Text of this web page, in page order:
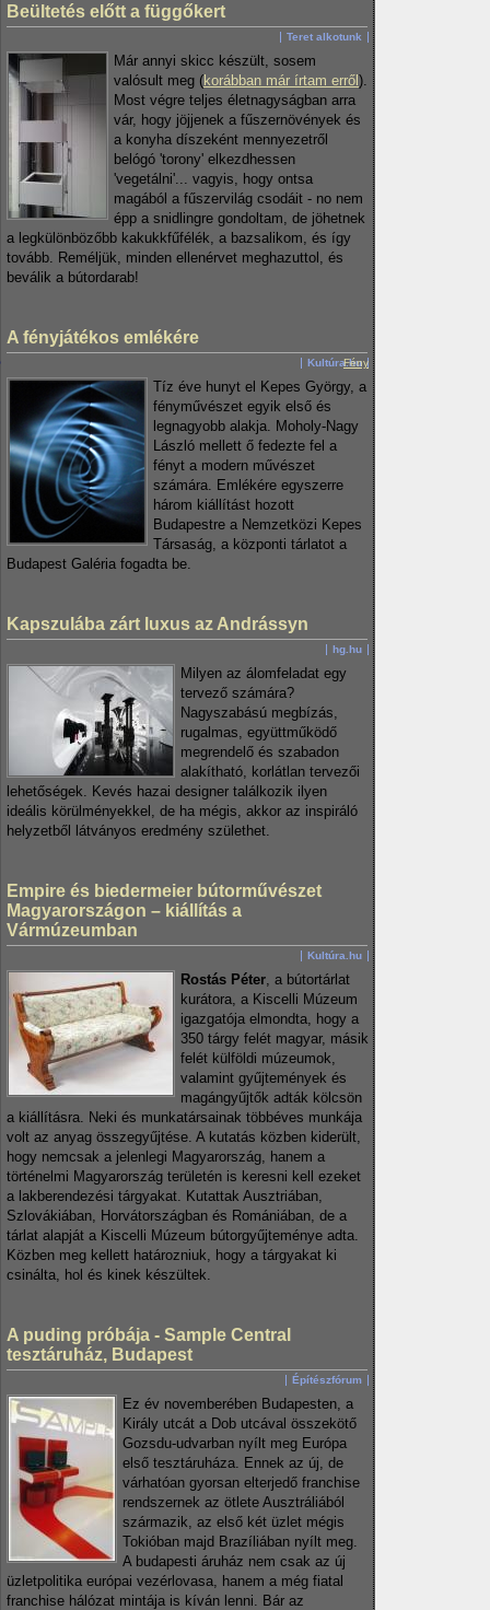
Beültetés előtt a függőkert
Teret alkotunk
Már annyi skicc készült, sosem
valósult meg (korábban már írtam erről ).
Most végre teljes életnagyságban arra
vár, hogy jöjjenek a fűszernövények és
a konyha díszeként mennyezetről
belógó 'torony' elkezdhessen
'vegetálni'... vagyis, hogy ontsa
magából a fűszervilág csodáit - no nem
épp a snidlingre gondoltam, de jöhetnek
a legkülönbözőbb kakukkfűfélék, a bazsalikom, és így
tovább. Reméljük, minden ellenérvet meghazuttol, és
beválik a bútordarab!
A fényjátékos emlékére
Fény
Kultúra.hu
Tíz éve hunyt el Kepes György, a
fényművészet egyik első és
legnagyobb alakja. Moholy-Nagy
László mellett ő fedezte fel a
fényt a modern művészet
számára. Emlékére egyszerre
három kiállítást hozott
Budapestre a Nemzetközi Kepes
Társaság, a központi tárlatot a
Budapest Galéria fogadta be.
Kapszulába zárt luxus az Andrássyn
hg.hu
Milyen az álomfeladat egy
tervező számára?
Nagyszabású megbízás,
rugalmas, együttműködő
megrendelő és szabadon
alakítható, korlátlan tervezői
lehetőségek. Kevés hazai designer találkozik ilyen
ideális körülményekkel, de ha mégis, akkor az inspiráló
helyzetből látványos eredmény születhet.
Empire és biedermeier bútorművészet
Magyarországon – kiállítás a
Vármúzeumban
Kultúra.hu
Rostás Péter , a bútortárlat
kurátora, a Kiscelli Múzeum
igazgatója elmondta, hogy a
350 tárgy felét magyar, másik
felét külföldi múzeumok,
valamint gyűjtemények és
magángyűjtők adták kölcsön
a kiállításra. Neki és munkatársainak többéves munkája
volt az anyag összegyűjtése. A kutatás közben kiderült,
hogy nemcsak a jelenlegi Magyarország, hanem a
történelmi Magyarország területén is keresni kell ezeket
a lakberendezési tárgyakat. Kutattak Ausztriában,
Szlovákiában, Horvátországban és Romániában, de a
tárlat alapját a Kiscelli Múzeum bútorgyűjteménye adta.
Közben meg kellett határozniuk, hogy a tárgyakat ki
csinálta, hol és kinek készültek.
A puding próbája - Sample Central
tesztáruház, Budapest
Építészfórum
Ez év novemberében Budapesten, a
Király utcát a Dob utcával összekötő
Gozsdu-udvarban nyílt meg Európa
első tesztáruháza. Ennek az új, de
várhatóan gyorsan elterjedő franchise
rendszernek az ötlete Ausztráliából
származik, az első két üzlet mégis
Tokióban majd Brazíliában nyílt meg.
A budapesti áruház nem csak az új
üzletpolitika európai vezérlovasa, hanem a még fiatal
franchise hálózat mintája is kíván lenni. Bár az